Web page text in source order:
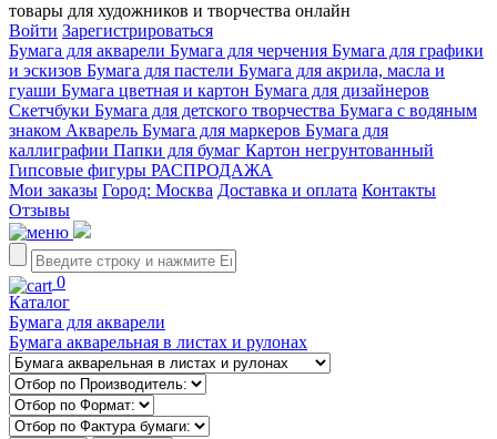
товары для художников и творчества онлайн
Войти Зарегистрироваться
Бумага для акварели Бумага для черчения Бумага для графики
и эскизов Бумага для пастели Бумага для акрила, масла и
гуаши Бумага цветная и картон Бумага для дизайнеров
Скетчбуки Бумага для детского творчества Бумага с водяным
знаком Акварель Бумага для маркеров Бумага для
каллиграфии Папки для бумаг Картон негрунтованный
Гипсовые фигуры РАСПРОДАЖА
Мои заказы Город: Москва Доставка и оплата Контакты
Отзывы
0
Каталог
Бумага для акварели
Бумага акварельная в листах и рулонах